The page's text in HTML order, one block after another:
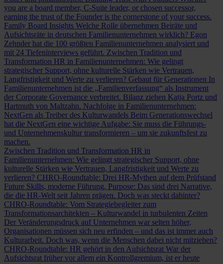
you are a board member, C-Suite leader, or chosen successor,
earning the trust of the Founder is the cornerstone of your success.
Family Board Insights Welche Rolle übernehmen Beiräte und
Aufsichtsräte in deutschen Familienunternehmen wirklich? Egon
Zehnder hat die 100 größten Familienunternehmen analysiert und
mit 24 Tiefeninterviews geführt. Zwischen Tradition und
Transformation HR in Familienunternehmen: Wie gelingt
strategischer Support, ohne kulturelle Stärken wie Vertrauen,
Langfristigkeit und Werte zu verlieren? Gebaut für Generationen In
Familienunternehmen ist die „Familienverfassung“ als Instrument
der Corporate Governance verbreitet. Bilanz ziehen Katja Portz und
Hartmuth von Maltzahn. Nachfolge in Familienunternehmen:
NextGen als Treiber des Kulturwandels Beim Generationswechsel
hat die NextGen eine wichtige Aufgabe: Sie muss die Führungs-
und Unternehmenskultur transformieren – um sie zukunftsfest zu
machen.
Zwischen Tradition und Transformation HR in
Familienunternehmen: Wie gelingt strategischer Support, ohne
kulturelle Stärken wie Vertrauen, Langfristigkeit und Werte zu
verlieren? CHRO-Roundtable: Drei HR-Mythen auf dem Prüfstand
Future Skills, moderne Führung, Purpose: Das sind drei Narrative,
die die HR-Welt seit Jahren prägen. Doch was steckt dahinter?
CHRO-Roundtable: Vom Strategiebegleiter zum
Transformationsarchitekten – Kulturwandel in turbulenten Zeiten
Der Veränderungsdruck auf Unternehmen war selten höher,
Organisationen müssen sich neu erfinden – und das ist immer auch
Kulturarbeit. Doch was, wenn die Menschen dabei nicht mitziehen?
CHRO-Roundtable: HR gehört in den Aufsichtsrat War der
Aufsichtsrat früher vor allem ein Kontrollgremium, ist er heute